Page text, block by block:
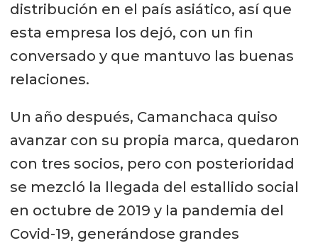
distribución en el país asiático, así que
esta empresa los dejó, con un fin
conversado y que mantuvo las buenas
relaciones.
Un año después, Camanchaca quiso
avanzar con su propia marca, quedaron
con tres socios, pero con posterioridad
se mezcló la llegada del estallido social
en octubre de 2019 y la pandemia del
Covid-19, generándose grandes